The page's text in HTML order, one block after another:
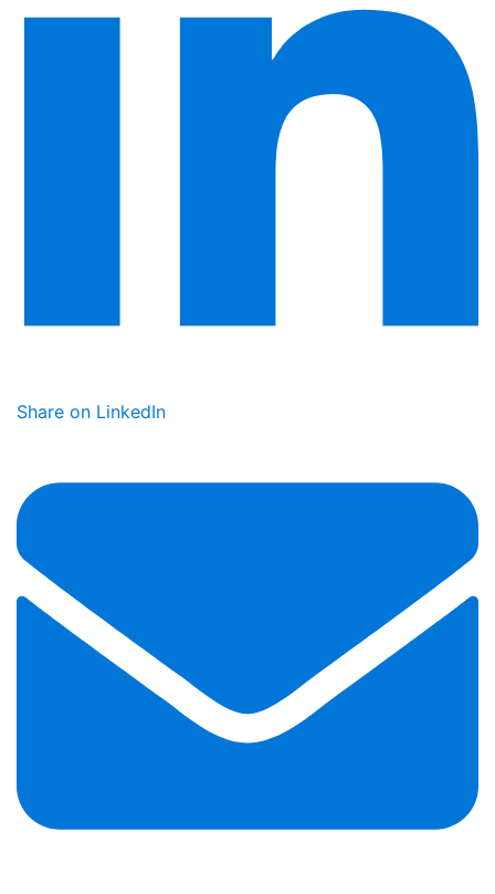
Share on LinkedIn